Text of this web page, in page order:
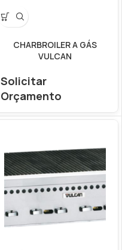
CHARBROILER A GÁS
VULCAN
Solicitar
Orçamento